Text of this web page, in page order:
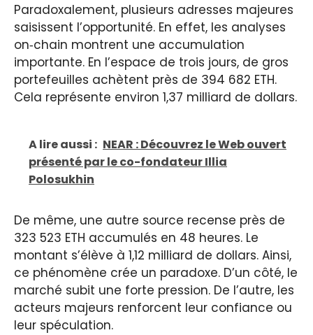
Paradoxalement, plusieurs adresses majeures
saisissent l’opportunité. En effet, les analyses
on‑chain montrent une accumulation
importante. En l’espace de trois jours, de gros
portefeuilles achètent près de 394 682 ETH.
Cela représente environ 1,37 milliard de dollars.
A lire aussi : NEAR : Découvrez le Web ouvert
présenté par le co-fondateur Illia
Polosukhin
De même, une autre source recense près de
323 523 ETH accumulés en 48 heures. Le
montant s’élève à 1,12 milliard de dollars. Ainsi,
ce phénomène crée un paradoxe. D’un côté, le
marché subit une forte pression. De l’autre, les
acteurs majeurs renforcent leur confiance ou
leur spéculation.